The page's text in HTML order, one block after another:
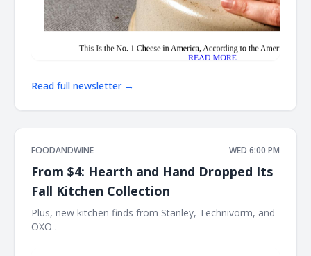
Read full newsletter →
FOODANDWINE WED 6:00 PM
From $4: Hearth and Hand Dropped Its
Fall Kitchen Collection
Plus, new kitchen finds from Stanley, Technivorm, and
OXO . ‌ ‌ ‌ ‌ ‌ ‌ ‌ ‌ ‌ ‌ ‌ ‌ ‌ ‌ ‌ ‌ ‌ ‌ ‌ ‌ ‌ ‌ ‌ ‌ ‌ ‌ ‌ ‌ ‌ ‌ ‌ ‌ ‌ ‌ ‌ ‌ ‌ ‌ ‌ ‌ ‌ ‌ ‌ ‌ ‌ ‌ ‌ ‌ ‌ ‌ ‌ ‌ ‌ ‌ ‌ ‌ ‌ ‌ ‌ ‌ ‌ ‌ ‌ ‌ ‌ ‌ ‌ ‌ ‌ ‌ ‌